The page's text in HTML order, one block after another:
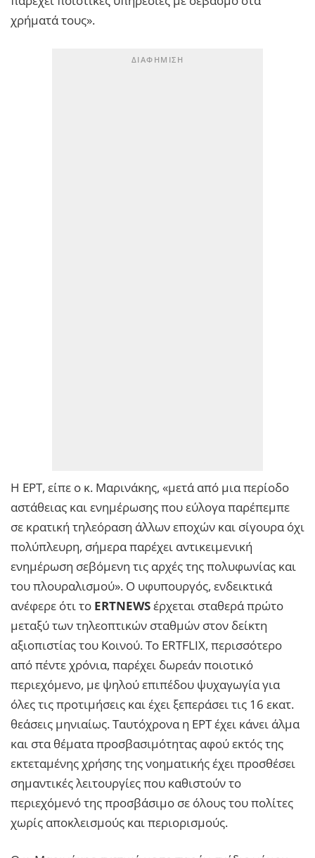
χρήματά τους».
Η ΕΡΤ, είπε ο κ. Μαρινάκης, «μετά από μια περίοδο
αστάθειας και ενημέρωσης που εύλογα παρέπεμπε
σε κρατική τηλεόραση άλλων εποχών και σίγουρα όχι
πολύπλευρη, σήμερα παρέχει αντικειμενική
ενημέρωση σεβόμενη τις αρχές της πολυφωνίας και
του πλουραλισμού». Ο υφυπουργός, ενδεικτικά
ανέφερε ότι το ERTNEWSέρχεται σταθερά πρώτο
μεταξύ των τηλεοπτικών σταθμών στον δείκτη
αξιοπιστίας του Κοινού. Το ERTFLIX, περισσότερο
από πέντε χρόνια, παρέχει δωρεάν ποιοτικό
περιεχόμενο, με ψηλού επιπέδου ψυχαγωγία για
όλες τις προτιμήσεις και έχει ξεπεράσει τις 16 εκατ.
θεάσεις μηνιαίως. Ταυτόχρονα η ΕΡΤ έχει κάνει άλμα
και στα θέματα προσβασιμότητας αφού εκτός της
εκτεταμένης χρήσης της νοηματικής έχει προσθέσει
σημαντικές λειτουργίες που καθιστούν το
περιεχόμενό της προσβάσιμο σε όλους του πολίτες
χωρίς αποκλεισμούς και περιορισμούς.